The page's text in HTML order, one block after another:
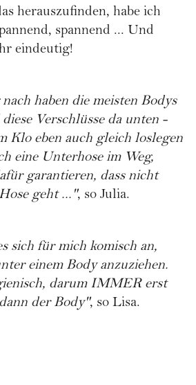
herauszufinden, habe ich
spannend ... Und
eindeutig!
haben die meisten Bodys
Verschlüsse da unten -
Klo eben auch gleich loslegen
eine Unterhose im Weg,
garantieren, dass nicht
geht ...", so Julia.
sich für mich komisch an,
einem Body anzuziehen.
darum IMMER erst
der Body", so Lisa.